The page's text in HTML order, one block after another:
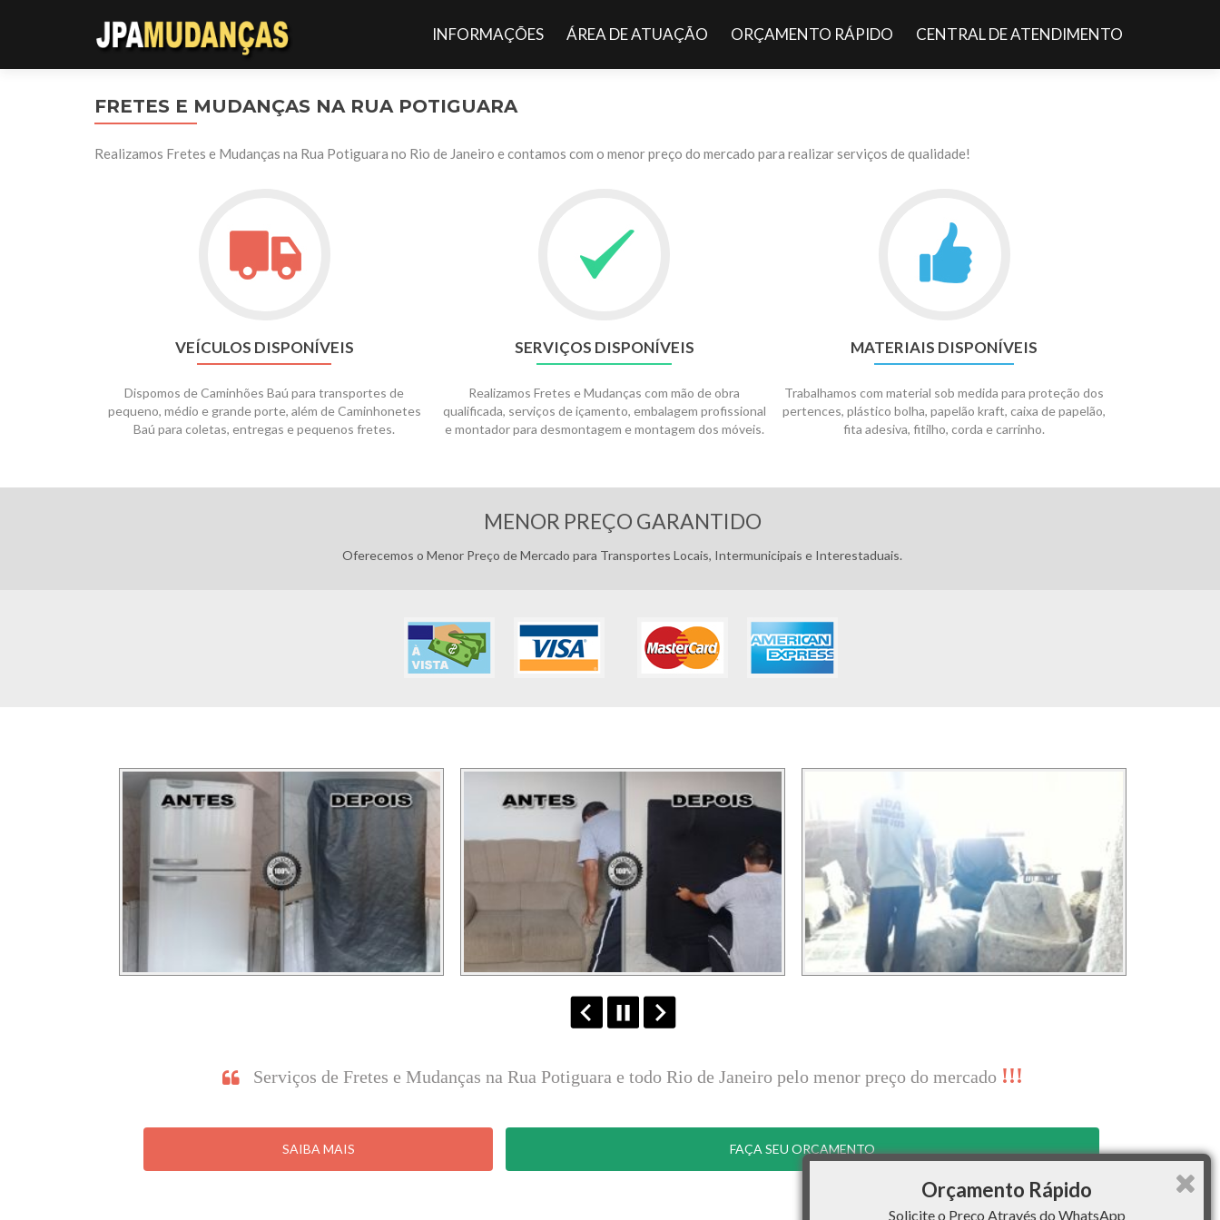
INFORMAÇÕES ÁREA DE ATUAÇÃO ORÇAMENTO RÁPIDO CENTRAL DE ATENDIMENTO
FRETES E MUDANÇAS NA RUA POTIGUARA
Realizamos Fretes e Mudanças na Rua Potiguara no Rio de Janeiro e contamos com o menor preço do mercado para realizar serviços de qualidade!
VEÍCULOS DISPONÍVEIS
Dispomos de Caminhões Baú para transportes de
pequeno, médio e grande porte, além de Caminhonetes
Baú para coletas, entregas e pequenos fretes.
SERVIÇOS DISPONÍVEIS
Realizamos Fretes e Mudanças com mão de obra
qualificada, serviços de içamento, embalagem profissional
e montador para desmontagem e montagem dos móveis.
MATERIAIS DISPONÍVEIS
Trabalhamos com material sob medida para proteção dos
pertences, plástico bolha, papelão kraft, caixa de papelão,
fita adesiva, fitilho, corda e carrinho.
MENOR PREÇO GARANTIDO
Oferecemos o Menor Preço de Mercado para Transportes Locais, Intermunicipais e Interestaduais.
Serviços de Fretes e Mudanças na Rua Potiguara e todo Rio de Janeiro pelo menor preço do mercado !!!
SAIBA MAIS FAÇA SEU ORÇAMENTO
Orçamento Rápido
Solicite o Preço Através do WhatsApp